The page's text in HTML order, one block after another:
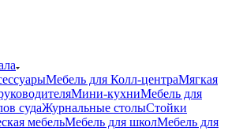
Мебель для Колл-центраМягкая
Мини-кухниМебель для
судаЖурнальные столыСтойки
мебельМебель для школМебель для